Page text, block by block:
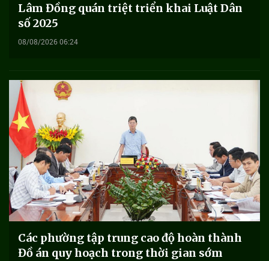
Lâm Đồng quán triệt triển khai Luật Dân
số 2025
08/08/2026 06:24
Các phường tập trung cao độ hoàn thành
Đồ án quy hoạch trong thời gian sớm